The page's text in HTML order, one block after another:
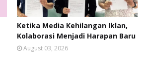
Ketika Media Kehilangan Iklan,
Kolaborasi Menjadi Harapan Baru
August 03, 2026